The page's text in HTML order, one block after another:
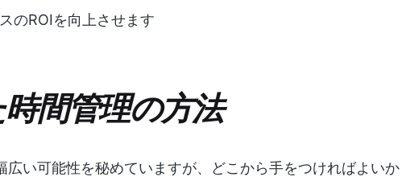
のROIを向上させます
間管理の方法
広い可能性を秘めていますが、どこから手をつければよいか